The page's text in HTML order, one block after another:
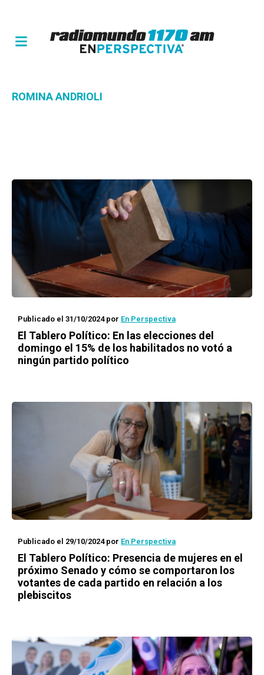
ROMINA ANDRIOLI
Publicado el 31/10/2024por En Perspectiva
El Tablero Político: En las elecciones del
domingo el 15% de los habilitados no votó a
ningún partido político
Publicado el 29/10/2024por En Perspectiva
El Tablero Político: Presencia de mujeres en el
próximo Senado y cómo se comportaron los
votantes de cada partido en relación a los
plebiscitos